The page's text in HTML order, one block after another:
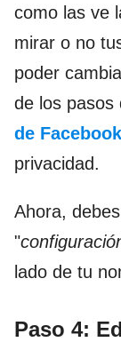
como las ve
mirar o no
poder
de los pasos
de Facebook
privacidad.
Ahora,
"
lado de tu
Paso 4: